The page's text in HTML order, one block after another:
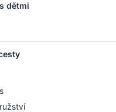
dětmi